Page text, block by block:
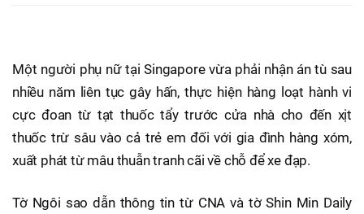
Một người phụ nữ tại Singapore vừa phải nhận án tù sau
nhiều năm liên tục gây hấn, thực hiện hàng loạt hành vi
cực đoan từ tạt thuốc tẩy trước cửa nhà cho đến xịt
thuốc trừ sâu vào cả trẻ em đối với gia đình hàng xóm,
xuất phát từ mâu thuẫn tranh cãi về chỗ để xe đạp.
Tờ Ngôi sao dẫn thông tin từ CNA và tờ Shin Min Daily